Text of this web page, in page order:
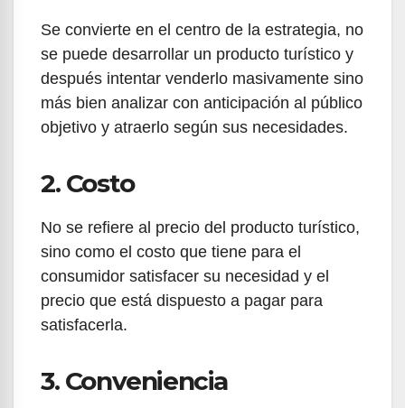
Se convierte en el centro de la estrategia, no
se puede desarrollar un producto turístico y
después intentar venderlo masivamente sino
más bien analizar con anticipación al público
objetivo y atraerlo según sus necesidades.
2. Costo
No se refiere al precio del producto turístico,
sino como el costo que tiene para el
consumidor satisfacer su necesidad y el
precio que está dispuesto a pagar para
satisfacerla.
3. Conveniencia